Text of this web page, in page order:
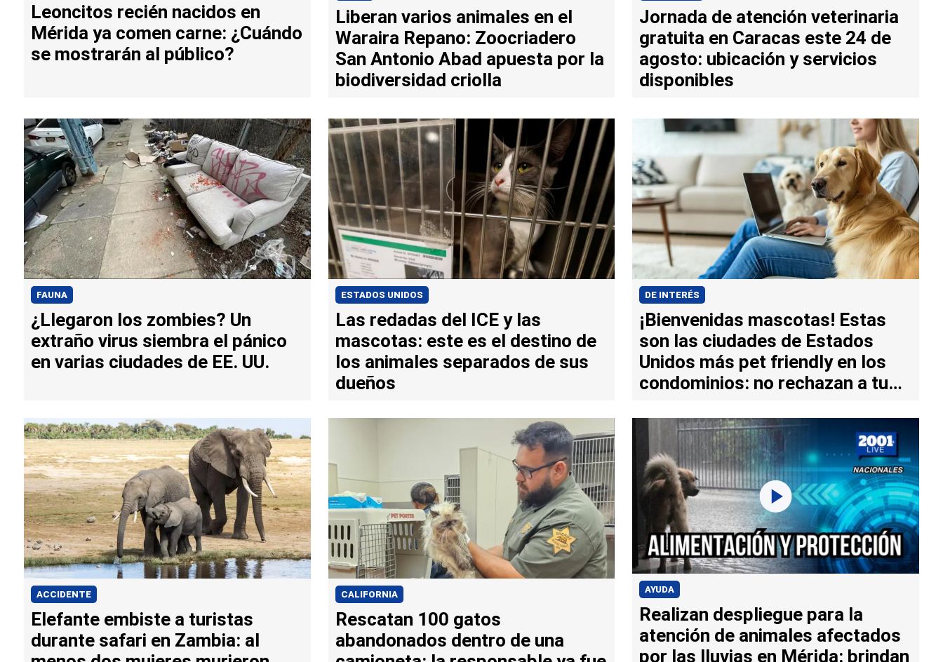
Leoncitos recién nacidos en
Mérida ya comen carne: ¿Cuándo
se mostrarán al público?
Liberan varios animales en el
Waraira Repano: Zoocriadero
San Antonio Abad apuesta por la
biodiversidad criolla
Jornada de atención veterinaria
gratuita en Caracas este 24 de
agosto: ubicación y servicios
disponibles
FAUNA
¿Llegaron los zombies? Un
extraño virus siembra el pánico
en varias ciudades de EE. UU.
ESTADOS UNIDOS
Las redadas del ICE y las
mascotas: este es el destino de
los animales separados de sus
dueños
DE INTERÉS
¡Bienvenidas mascotas! Estas
son las ciudades de Estados
Unidos más pet friendly en los
condominios: no rechazan a tus
ACCIDENTE
Elefante embiste a turistas
durante safari en Zambia: al
CALIFORNIA
Rescatan 100 gatos
abandonados dentro de una
AYUDA
Realizan despliegue para la
atención de animales afectados
por las lluvias en Mérida: brindan